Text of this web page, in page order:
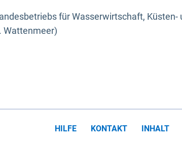
für Wasserwirtschaft,
Wattenmeer)
HILFE KONTAKT INHALT